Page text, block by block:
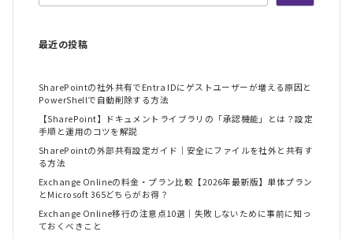
最近の投稿
SharePointの社外共有でEntra IDにゲストユーザーが増える原因と
PowerShellで自動削除する方法
【SharePoint】ドキュメントライブラリの「承認機能」とは？設定
手順と運用のコツを解説
SharePointの外部共有設定ガイド｜安全にファイルを社外と共有す
る方法
Exchange Onlineの料金・プラン比較【2026年最新版】単体プラン
とMicrosoft 365どちらがお得？
Exchange Online移行の注意点10選｜失敗しないために事前に知っ
ておくべきこと